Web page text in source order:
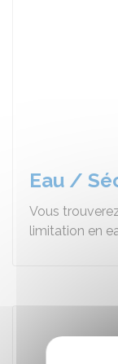
Eau /
Vous
limitation en